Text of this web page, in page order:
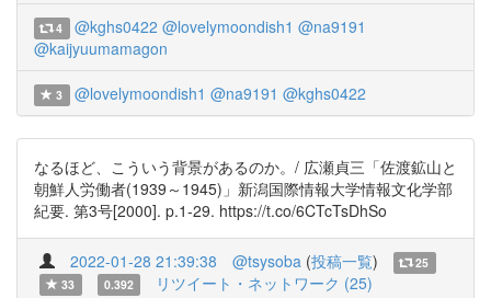
4 @kghs0422 @lovelymoondish1 @na9191
@kaijyuumamagon
3 @lovelymoondish1 @na9191 @kghs0422
なるほど、こういう背景があるのか。/ 広瀬貞三「佐渡鉱山と
朝鮮人労働者(1939～1945)」新潟国際情報大学情報文化学部
紀要. 第3号[2000]. p.1-29. https://t.co/6CTcTsDhSo
2022-01-28 21:39:38 @tsysoba (投稿一覧)
25
33
0.392 リツイート・ネットワーク (25)